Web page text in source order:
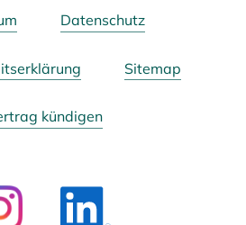
Datenschutz
Sitemap
kündigen